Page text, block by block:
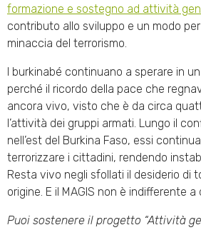
formazione e sostegno ad attività
contributo allo sviluppo e un modo
minaccia del terrorismo.
I burkinabé continuano a sperare in
perché il ricordo della pace che
ancora vivo, visto che è da circa
l’attività dei gruppi armati. Lungo il
nell’est del Burkina Faso, essi
terrorizzare i cittadini, rendendo
Resta vivo negli sfollati il desiderio di
origine. E il MAGIS non è indifferente
Puoi sostenere il progetto “Attività